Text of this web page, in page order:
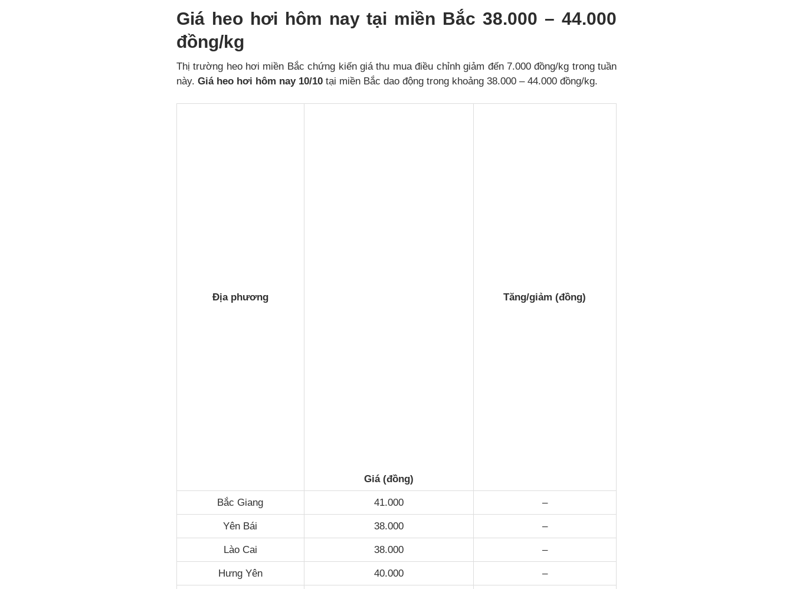
Giá heo hơi hôm nay tại miền Bắc 38.000 – 44.000
đồng/kg
Thị trường heo hơi miền Bắc chứng kiến giá thu mua điều chỉnh giảm đến 7.000 đồng/kg trong tuần
này. Giá heo hơi hôm nay 10/10tại miền Bắc dao động trong khoảng 38.000 – 44.000 đồng/kg.
Địa phương
Giá (đồng)
Tăng/giảm (đồng)
Bắc Giang 41.000 –
Yên Bái 38.000 –
Lào Cai 38.000 –
Hưng Yên 40.000 –